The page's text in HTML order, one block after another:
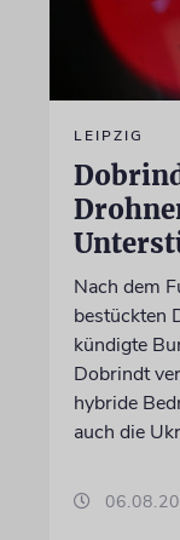
LEIPZIG
Nach dem
bestückten
kündigte
Dobrindt
hybride
auch die